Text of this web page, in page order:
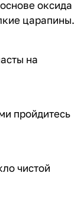
оксида
царапины.
на
пройдитесь
чистой